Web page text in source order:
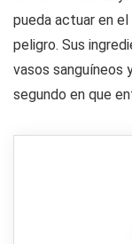
pueda actuar en
peligro. Sus
vasos sanguíneos
segundo en que